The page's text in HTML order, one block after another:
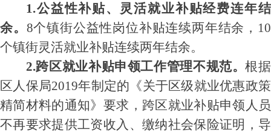
1.公益性补贴、灵活就业补贴经费连年结
余。 8个镇街公益性岗位补贴连续两年结余，10
个镇街灵活就业补贴连续两年结余。
2.跨区就业补贴申领工作管理不规范。根据
区人保局2019年制定的《关于区级就业优惠政策
精简材料的通知》要求，跨区就业补贴申领人员
不再要求提供工资收入、缴纳社会保险证明，导